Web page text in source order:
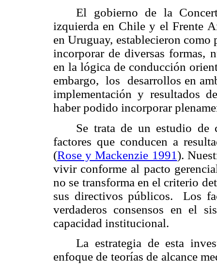
El gobierno de la
izquierda en Chile y el Frente
en Uruguay, establecieron
incorporar de diversas formas,
en la lógica de conducción
embargo, los desarrollos en
implementación y resultados
haber podido incorporar
Se trata de un estudio de
factores que conducen a
(Rose y Mackenzie 1991).
vivir conforme al pacto
no se transforma en el criterio
sus directivos públicos. Los
verdaderos consensos en el
capacidad institucional.
La estrategia de esta
enfoque de teorías de alcance